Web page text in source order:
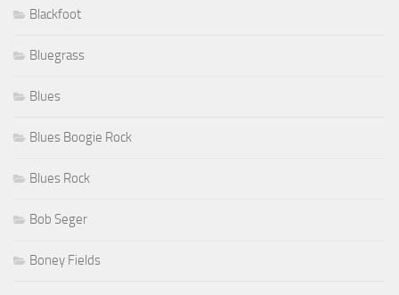
Blackfoot
Bluegrass
Blues
Blues Boogie Rock
Blues Rock
Bob Seger
Boney Fields